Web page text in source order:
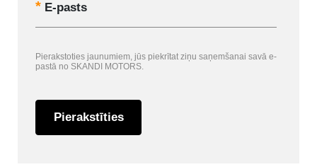
E-pasts
Pierakstoties jaunumiem, jūs piekrītat ziņu saņemšanai savā e-
pastā no SKANDI MOTORS.
Pierakstīties